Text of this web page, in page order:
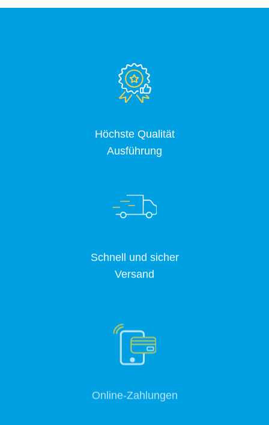
Höchste Qualität
Ausführung
Schnell und sicher
Versand